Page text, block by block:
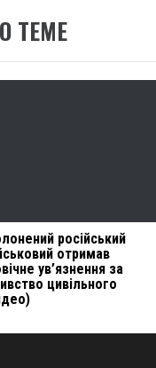
ТЕМЕ
російський
отримав
ув’язнення за
цивільного